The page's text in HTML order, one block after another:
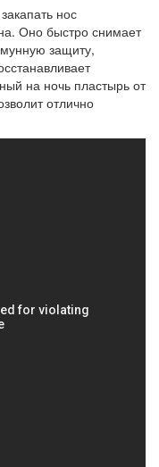
нос
Оно быстро снимает
защиту,
на ночь пластырь от
отлично